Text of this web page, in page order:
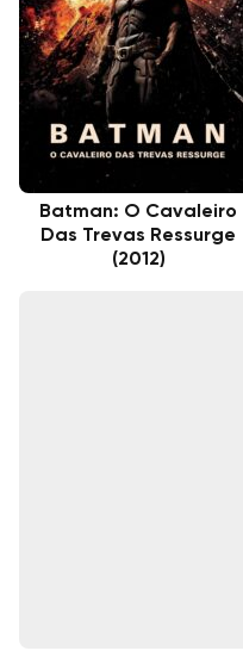
Batman: O Cavaleiro
Das Trevas Ressurge
(2012)